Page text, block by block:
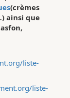
(crèmes
ainsi que
liste-
liste-